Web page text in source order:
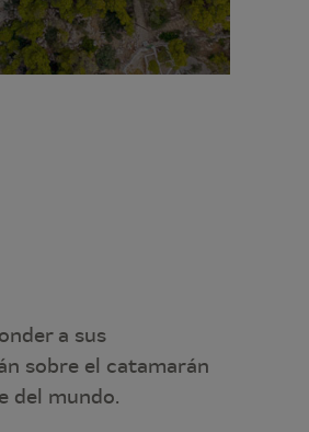
a sus
sobre el catamarán
del mundo.